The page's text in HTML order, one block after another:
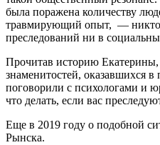
была поражена количеству
травмирующий опыт, — никто
преследований ни в
Прочитав историю
знаменитостей, оказавшихся
поговорили с психологами и
что делать, если вас
Еще в 2019 году о подобной
Рынска.